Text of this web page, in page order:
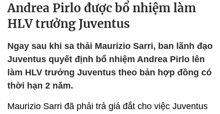
Andrea Pirlo được bổ nhiệm làm
HLV trưởng Juventus
Ngay sau khi sa thải Maurizio Sarri, ban lãnh đạo
Juventus quyết định bổ nhiệm Andrea Pirlo lên
làm HLV trưởng Juventus theo bản hợp đồng có
thời hạn 2 năm.
Maurizio Sarri đã phải trả giá đắt cho việc Juventus